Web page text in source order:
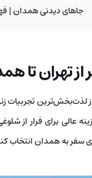
جاهای دیدنی همدان |
تهران تا
لذت‌بخش‌ترین تجربیات
عالی برای فرار از
سفر به همدان انتخاب